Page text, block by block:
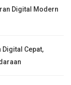
Digital Modern
Digital Cepat,